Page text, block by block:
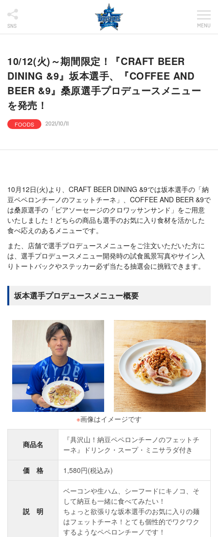
SNS MENU
10/12(火)～期間限定！『CRAFT BEER
DINING &9』坂本選手、『COFFEE AND
BEER &9』桑原選手プロデュースメニュー
を発売！
FOODS 2021/10/11
10月12日(火)より、CRAFT BEER DINING &9では坂本選手の「納
豆ペペロンチーノのフェットチーネ」、COFFEE AND BEER &9で
は桑原選手の「ビアソーセージのクロワッサンサンド」をご用意
いたしました！どちらの商品も選手のお気に入り食材を活かした
食べ応えのあるメニューです。
また、店舗で選手プロデュースメニューをご注文いただいた方に
は、選手プロデュースメニュー開発時の試食風景写真やサイン入
りトートバックやステッカー必ず当たる抽選会に挑戦できます。
坂本選手プロデュースメニュー概要
※画像はイメージです
商品名
『具沢山！納豆ペペロンチーノのフェットチ
ーネ』ドリンク・スープ・ミニサラダ付き
価 格 1,580円(税込み)
説 明
ベーコンや生ハム、シーフードにキノコ、そ
して納豆も一緒に食べてみたい！
ちょっと欲張りな坂本選手のお気に入りの麺
はフェットチーネ！とても個性的でワクワク
するようなペペロンチーノです！